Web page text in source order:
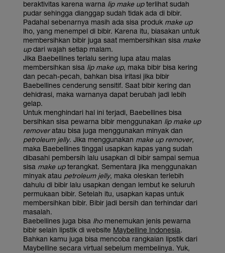
beraktivitas karena warna lip make upterlihat sudah
pudar sehingga dianggap sudah tidak ada di bibir.
Padahal sebenarnya masih ada sisa produk make up
lho, yang menempel di bibir. Karena itu, biasakan untuk
membersihkan bibir juga saat membersihkan sisa make
updari wajah setiap malam.
Jika Baebellines terlalu sering lupa atau malas
membersihkan sisa lip make up, maka bibir bisa kering
dan pecah-pecah, bahkan bisa iritasi jika bibir
Baebellines cenderung sensitif. Saat bibir kering dan
dehidrasi, maka warnanya dapat berubah jadi lebih
gelap.
Untuk menghindari hal ini terjadi, Baebellines bisa
bersihkan sisa pewarna bibir menggunakan lip make up
removeratau bisa juga menggunakan minyak dan
petroleum jelly. Jika menggunakan make up remover,
maka Baebellines tinggal usapkan kapas yang sudah
dibasahi pembersih lalu usapkan di bibir sampai semua
sisa make upterangkat. Sementara jika menggunakan
minyak atau petroleum jelly, maka oleskan terlebih
dahulu di bibir lalu usapkan dengan lembut ke seluruh
permukaan bibir. Setelah itu, usapkan kapas untuk
membersihkan bibir. Bibir jadi bersih dan terhindar dari
masalah.
Baebellines juga bisa lho menemukan jenis pewarna
bibir selain lipstik di website Maybelline Indonesia.
Bahkan kamu juga bisa mencoba rangkaian lipstik dari
Maybelline secara virtual sebelum membelinya. Yuk,